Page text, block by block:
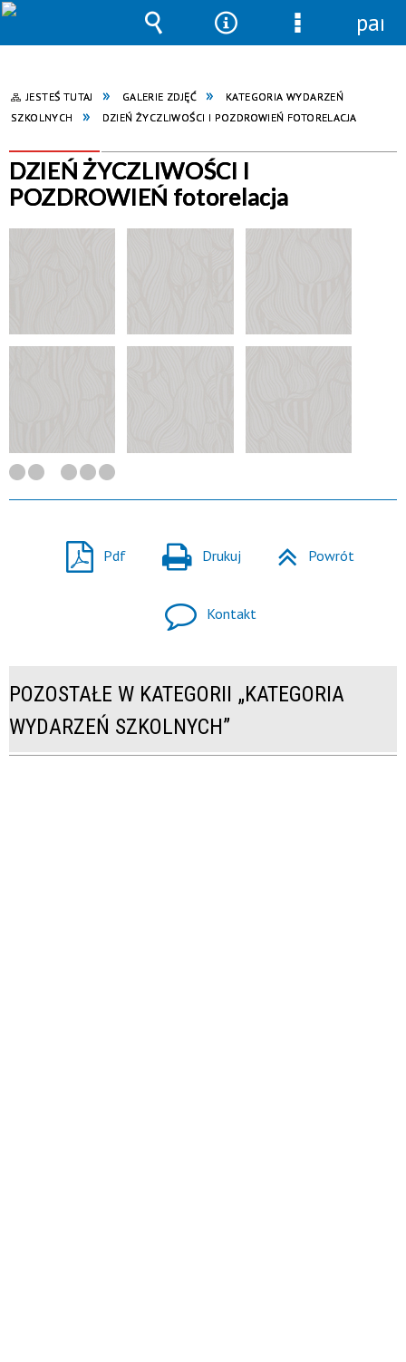
JESTEŚ TUTAJ GALERIE ZDJĘĆ
KATEGORIA WYDARZEŃ
SZKOLNYCH
DZIEŃ ŻYCZLIWOŚCI I POZDROWIEŃ FOTORELACJA
DZIEŃ ŻYCZLIWOŚCI I
POZDROWIEŃ fotorelacja
Pdf Drukuj Powrót
Kontakt
POZOSTAŁE W KATEGORII „KATEGORIA
WYDARZEŃ SZKOLNYCH”
Wyszukiwarka
NarzędziaMenu